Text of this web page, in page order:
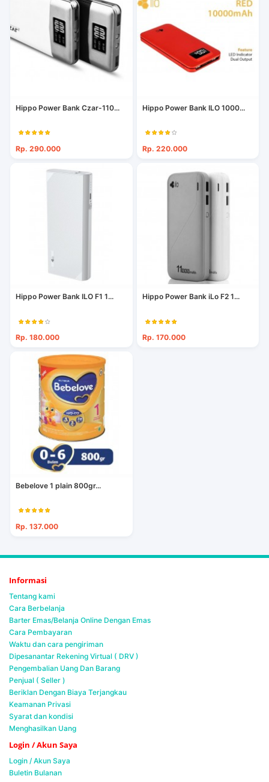
Hippo Power Bank Czar-110...
Rp. 290.000
Hippo Power Bank ILO 1000...
Rp. 220.000
Hippo Power Bank ILO F1 1...
Rp. 180.000
Hippo Power Bank iLo F2 1...
Rp. 170.000
Bebelove 1 plain 800gr...
Rp. 137.000
Informasi
Tentang kami
Cara Berbelanja
Barter Emas/Belanja Online Dengan Emas
Cara Pembayaran
Waktu dan cara pengiriman
Dipesanantar Rekening Virtual ( DRV )
Pengembalian Uang Dan Barang
Penjual ( Seller )
Beriklan Dengan Biaya Terjangkau
Keamanan Privasi
Syarat dan kondisi
Menghasilkan Uang
Login / Akun Saya
Login / Akun Saya
Buletin Bulanan